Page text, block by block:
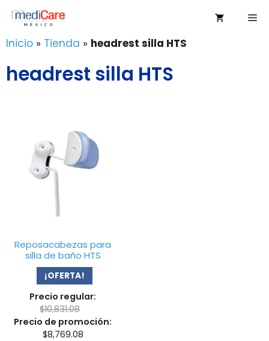
Saltar
contenido
Inicio » Tienda » headrest silla HTS
headrest silla HTS
Reposacabezas para
silla de baño HTS
¡OFERTA!
Precio regular:
$10,831.08
Precio de promoción:
$8,769.08